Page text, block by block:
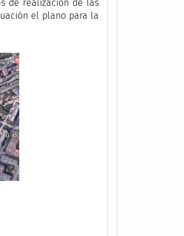
de realización de las
el plano para la